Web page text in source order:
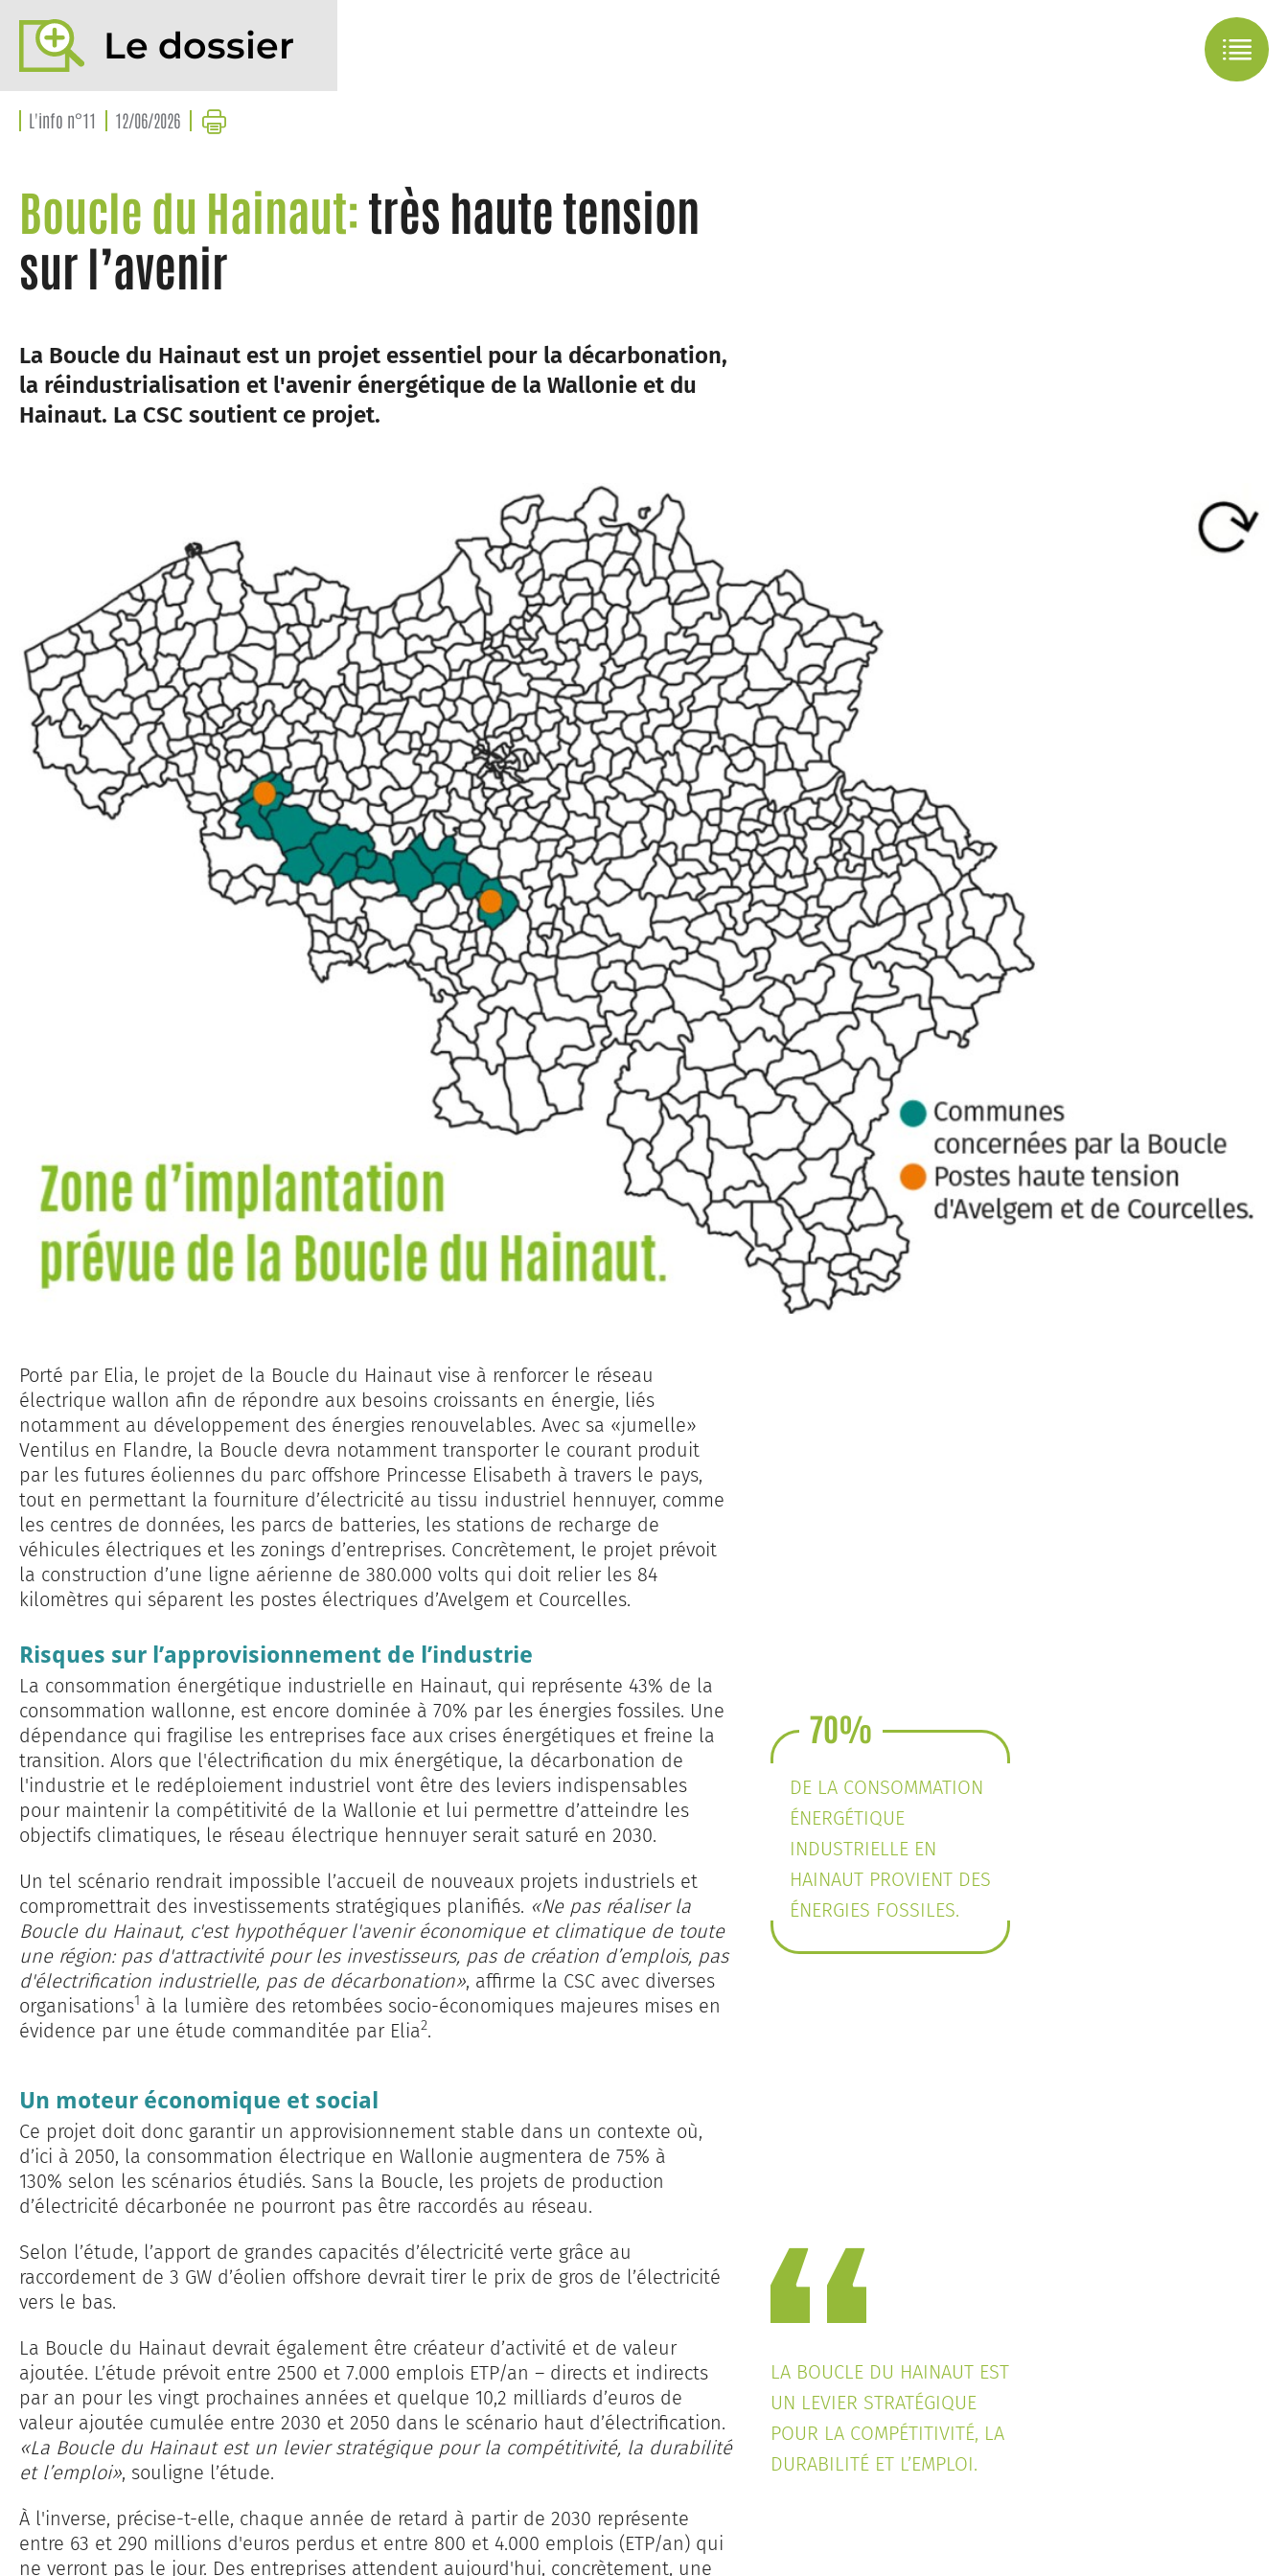
Le dossier
L'info n°11 12/06/2026
Boucle du Hainaut: très haute tension
sur l’avenir
La Boucle du Hainaut est un projet essentiel pour la décarbonation,
la réindustrialisation et l'avenir énergétique de la Wallonie et du
Hainaut. La CSC soutient ce projet.
Porté par Elia, le projet de la Boucle du Hainaut vise à renforcer le réseau
électrique wallon afin de répondre aux besoins croissants en énergie, liés
notamment au développement des énergies renouvelables. Avec sa «jumelle»
Ventilus en Flandre, la Boucle devra notamment transporter le courant produit
par les futures éoliennes du parc offshore Princesse Elisabeth à travers le pays,
tout en permettant la fourn­iture d’électricité au tissu industriel hennuyer, comme
les centres de données, les parcs de batteries, les stati­ons de recharge de
véhicules électri­ques et les zonings d’entrepri­ses. Concrètement, le projet prévoit
la construction d’une ligne aérienne de 380.000 volts qui doit relier les 84
kilomètres qui séparent les postes électriques d’Avelgem et Courcelles.
Risques sur l’approvisionnement de l’industrie
La consommation éner­gé­ti­que industrielle en Hainaut, qui représente 43% de la
consommation wallonne, est encore dominée à 70% par les énergies fossiles. Une
dépendance qui fragilise les entreprises face aux crises énergétiques et freine la
transition. Alors que l'électrification du mix énergétique, la décarbonation de
l'industrie et le redéploiement industriel vont être des leviers indispensables
pour maintenir la compétitivité de la Wallonie et lui permettre d’atteindre les
objectifs climatiques, le réseau électrique hennuyer serait saturé en 2030.
Un tel scénario rendrait impossi­ble l’accueil de nouveaux projets industriels et
compromettrait des investissements stratégiques planifiés. «Ne pas réaliser la
Boucle du Hainaut, c'est hypothéquer l'avenir économique et climatique de toute
une région: pas d'attractivité pour les investisseurs, pas de création d’emplois, pas
d'électrification industrielle, pas de décarbonation», affirme la CSC avec diverses
organisations1 à la lumière des retombées socio-économiques majeures mises en
évidence par une étude commanditée par Elia2.
70%
DE LA CONSOMMATION
ÉNERGÉTIQUE
INDUSTRIELLE EN
HAINAUT PROVIENT DES
ÉNERGIES FOSSILES.
Un moteur économique et social
Ce projet doit donc garantir un approvisionnement stable dans un con­texte où,
d’ici à 2050, la consommation électrique en Wallonie augmentera de 75% à
130% selon les scénarios étudiés. Sans la Boucle, les projets de production
d’électricité décarbonée ne pourront pas être raccordés au réseau.
Selon l’étude, l’apport de grandes ca­pacités d’électricité verte grâce au
raccordement de 3 GW d’éolien offshore devrait tirer le prix de gros de l’électricité
vers le bas.
La Boucle du Hainaut devrait également être créateur d’activité et de valeur
ajoutée. L’étude prévoit entre 2500 et 7.000 emplois ETP/an – directs et indirects
par an pour les vingt prochaines années et quelque 10,2 milliards d’euros de
valeur ajoutée cumulée entre 2030 et 2050 dans le scénario haut d’électrification.
«La Boucle du Hainaut est un levier stratégique pour la compétitivité, la durabilité
et l’emploi», souligne l’étude.
À l'inverse, précise-t-elle, chaque an­née de retard à partir de 2030 représente
entre 63 et 290 millions d'euros perdus et entre 800 et 4.000 emplois (ETP/an) qui
ne verront pas le jour. Des entreprises attendent aujourd'hui, concrètement, une
LA BOUCLE DU HAINAUT EST
UN LEVIER STRATÉGIQUE
POUR LA COMPÉTITIVITÉ, LA
DURABILITÉ ET L’EMPLOI.